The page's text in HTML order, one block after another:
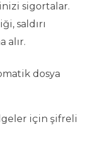
sigortalar.
saldırı
alır.
dosya
için şifreli